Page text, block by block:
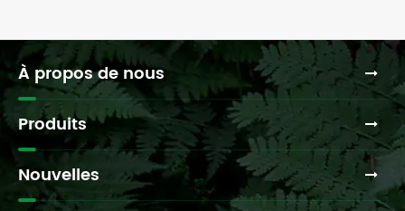
À propos de nous
Produits
Nouvelles